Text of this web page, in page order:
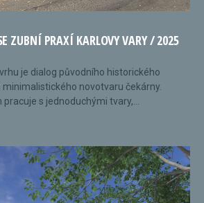
ZUBNÍ PRAXÍ KARLOVY VARY / 2025
je dialog původního historického
novotvaru čekárny.
s jednoduchými tvary,...